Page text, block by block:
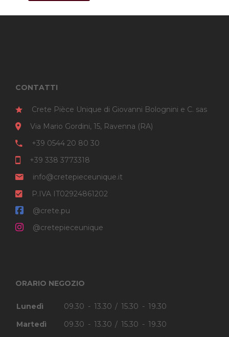
CONTATTI
Crete Pièce Unique di Giovanni Bolognini e C. sas
Via Mario Gordini, 15, Ravenna (RA)
+39 0544 20 80 30
+39 338 3773318
info@cretepieceunique.it
P.IVA IT02924861202
@crete.pu
@cretepieceunique
ORARIO NEGOZIO
Lunedì
09.30 - 13.30 / 15.30 - 19.30
Martedì
09.30 - 13.30 / 15.30 - 19.30